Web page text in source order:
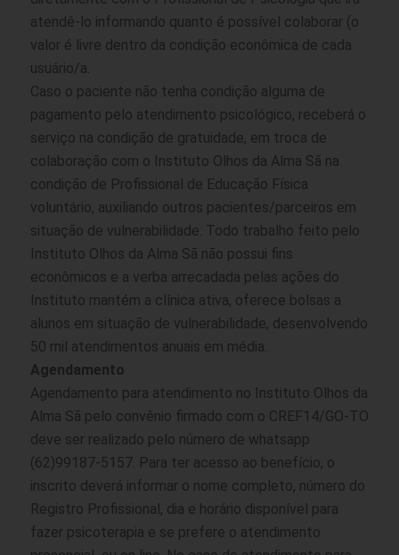
atendê-lo informando quanto é possível colaborar (o
valor é livre dentro da condição econômica de cada
usuário/a.
Caso o paciente não tenha condição alguma de
pagamento pelo atendimento psicológico, receberá o
serviço na condição de gratuidade, em troca de
colaboração com o Instituto Olhos da Alma Sã na
condição de Profissional de Educação Física
voluntário, auxiliando outros pacientes/parceiros em
situação de vulnerabilidade. Todo trabalho feito pelo
Instituto Olhos da Alma Sã não possui fins
econômicos e a verba arrecadada pelas ações do
Instituto mantém a clínica ativa, oferece bolsas a
alunos em situação de vulnerabilidade, desenvolvendo
50 mil atendimentos anuais em média.
Agendamento
Agendamento para atendimento no Instituto Olhos da
Alma Sã pelo convênio firmado com o CREF14/GO-TO
deve ser realizado pelo número de whatsapp
(62)99187-5157. Para ter acesso ao benefício, o
inscrito deverá informar o nome completo, número do
Registro Profissional, dia e horário disponível para
fazer psicoterapia e se prefere o atendimento